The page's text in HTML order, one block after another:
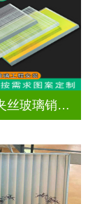
扬州茶色夹丝玻璃销售点